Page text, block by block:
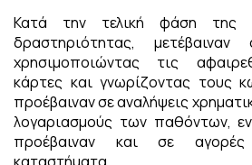
Κατά την τελική φάση της
δραστηριότητας,
χρησιμοποιώντας τις
κάρτες και γνωρίζοντας τους
προέβαιναν σε αναλήψεις
λογαριασμούς των παθόντων,
προέβαιναν και σε